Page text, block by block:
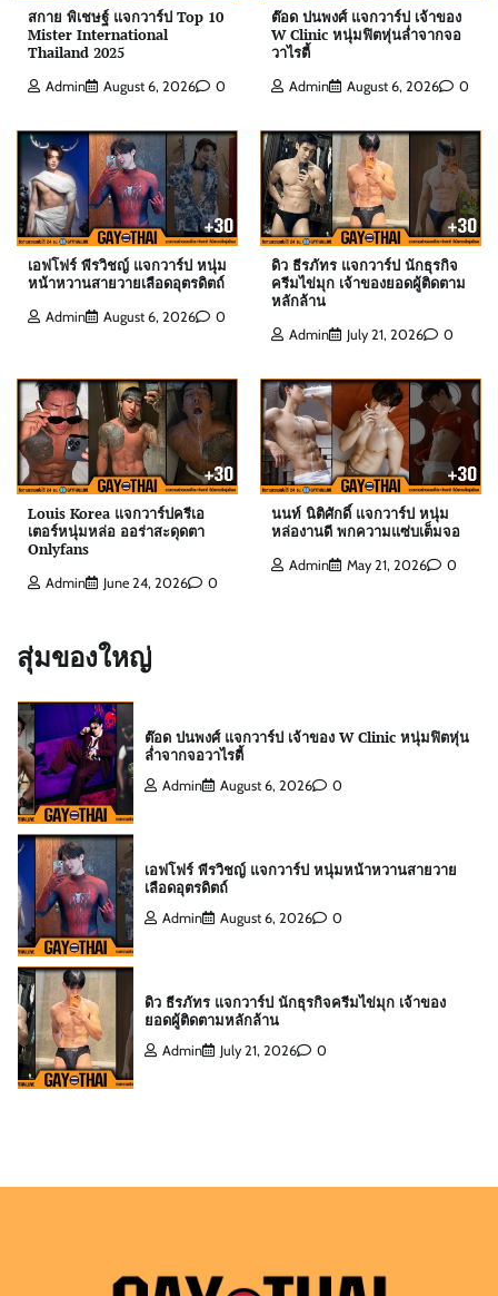
สกาย พิเชษฐ์ แจกวาร์ป Top 10
Mister International
Thailand 2025
Admin August 6, 2026 0
ต๊อด ปนพงศ์ แจกวาร์ป เจ้าของ
W Clinic หนุ่มฟิตหุ่นล่ำจากจอ
วาไรตี้
Admin August 6, 2026 0
เอฟโฟร์ พีรวิชญ์ แจกวาร์ป หนุ่ม
หน้าหวานสายวายเลือดอุตรดิตถ์
Admin August 6, 2026 0
ดิว ธีรภัทร แจกวาร์ป นักธุรกิจ
ครีมไข่มุก เจ้าของยอดผู้ติดตาม
หลักล้าน
Admin July 21, 2026 0
Louis Korea แจกวาร์ปครีเอ
เตอร์หนุ่มหล่อ ออร่าสะดุดตา
Onlyfans
Admin June 24, 2026 0
นนท์ นิติศักดิ์ แจกวาร์ป หนุ่ม
หล่องานดี พกความแซ่บเต็มจอ
Admin May 21, 2026 0
สุ่มของใหญ่
ต๊อด ปนพงศ์ แจกวาร์ป เจ้าของ W Clinic หนุ่มฟิตหุ่น
ล่ำจากจอวาไรตี้
เอฟโฟร์ พีรวิชญ์ แจกวาร์ป หนุ่มหน้าหวานสายวาย
เลือดอุตรดิตถ์
Admin August 6, 2026
ดิว ธีรภัทร แจกวาร์ป นักธุรกิจครีมไข่มุก เจ้าของ
Admin July 21, 2026 0
สกาย พิเชษฐ์ แจกวาร์ป Top 10 Mister
International Thailand 2025
Admin August 6, 2026 0
เอฟโฟร์ พีรวิชญ์ แจกวาร์ป หนุ่มหน้าหวานสายวาย
เลือดอุตรดิตถ์
Admin August 6, 2026 0
ดิว ธีรภัทร แจกวาร์ป นักธุรกิจครีมไข่มุก เจ้าของ
ยอดผู้ติดตามหลักล้าน
Admin July 21, 2026 0
สกาย พิเชษฐ์ แจกวาร์ป Top 10 Mister
International Thailand 2025
Admin August 6, 2026
เลือดอุตรดิตถ์